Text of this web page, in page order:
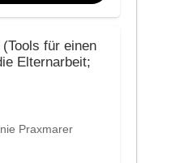
für einen
Elternarbeit;
Praxmarer